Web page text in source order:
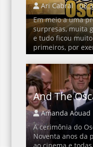
Ari Cabral
Em meio a uma
surpresas, muita
e tudo ficou
primeiros, por
And The
Amanda Aouad
A cerimônia do
Noventa anos da